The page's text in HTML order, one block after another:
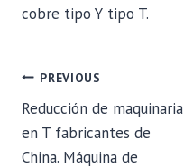
cobre tipo Y tipo T.
POST
NAVIGATION
PREVIOUS
Reducción de maquinaria
en T fabricantes de
China. Máquina de